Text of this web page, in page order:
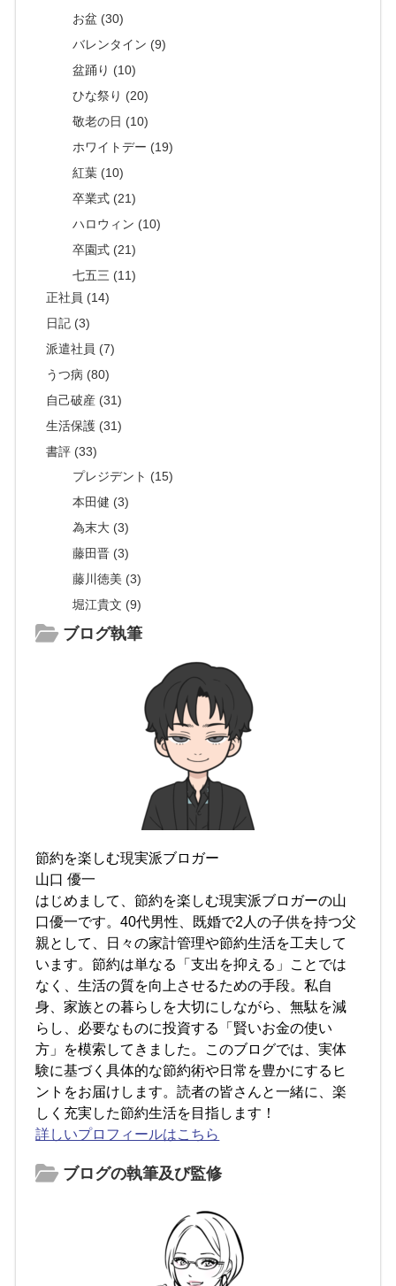
お盆 (30)
バレンタイン (9)
盆踊り (10)
ひな祭り (20)
敬老の日 (10)
ホワイトデー (19)
紅葉 (10)
卒業式 (21)
ハロウィン (10)
卒園式 (21)
七五三 (11)
正社員 (14)
日記 (3)
派遣社員 (7)
うつ病 (80)
自己破産 (31)
生活保護 (31)
書評 (33)
プレジデント (15)
本田健 (3)
為末大 (3)
藤田晋 (3)
藤川徳美 (3)
堀江貴文 (9)
ブログ執筆
節約を楽しむ現実派ブロガー
山口 優一
はじめまして、節約を楽しむ現実派ブロガーの山
口優一です。40代男性、既婚で2人の子供を持つ父
親として、日々の家計管理や節約生活を工夫して
います。節約は単なる「支出を抑える」ことでは
なく、生活の質を向上させるための手段。私自
身、家族との暮らしを大切にしながら、無駄を減
らし、必要なものに投資する「賢いお金の使い
方」を模索してきました。このブログでは、実体
験に基づく具体的な節約術や日常を豊かにするヒ
ントをお届けします。読者の皆さんと一緒に、楽
しく充実した節約生活を目指します！
詳しいプロフィールはこちら
ブログの執筆及び監修